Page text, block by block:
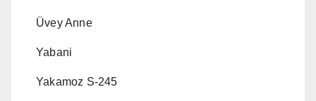
Üvey Anne
Yabani
Yakamoz S-245